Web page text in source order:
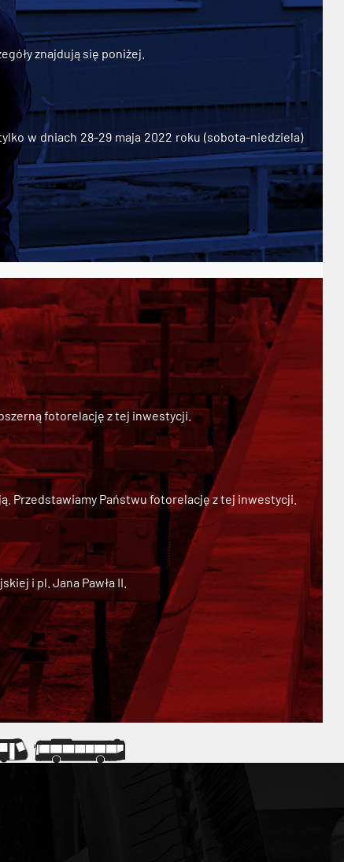
znajdują się poniżej.
w dniach 28-29 maja 2022 roku (sobota-niedziela)
fotorelację z tej inwestycji.
Przedstawiamy Państwu fotorelację z tej inwestycji.
i pl. Jana Pawła II.